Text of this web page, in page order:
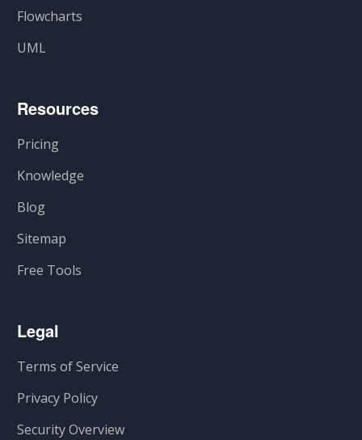
Flowcharts
UML
Resources
Pricing
Knowledge
Blog
Sitemap
Free Tools
Legal
Terms of Service
Privacy Policy
Security Overview